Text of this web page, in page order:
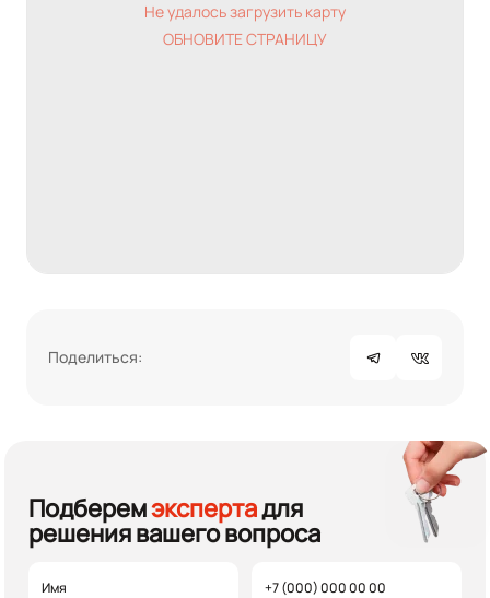
Не удалось загрузить карту
ОБНОВИТЕ СТРАНИЦУ
Поделиться:
Подберемэкспертадля
решения вашего вопроса